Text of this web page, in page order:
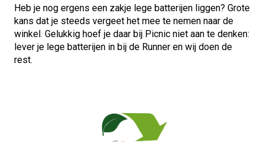
Heb je nog ergens een zakje lege batterijen liggen? Grote
kans dat je steeds vergeet het mee te nemen naar de
winkel. Gelukkig hoef je daar bij Picnic niet aan te denken:
lever je lege batterijen in bij de Runner en wij doen de
rest.